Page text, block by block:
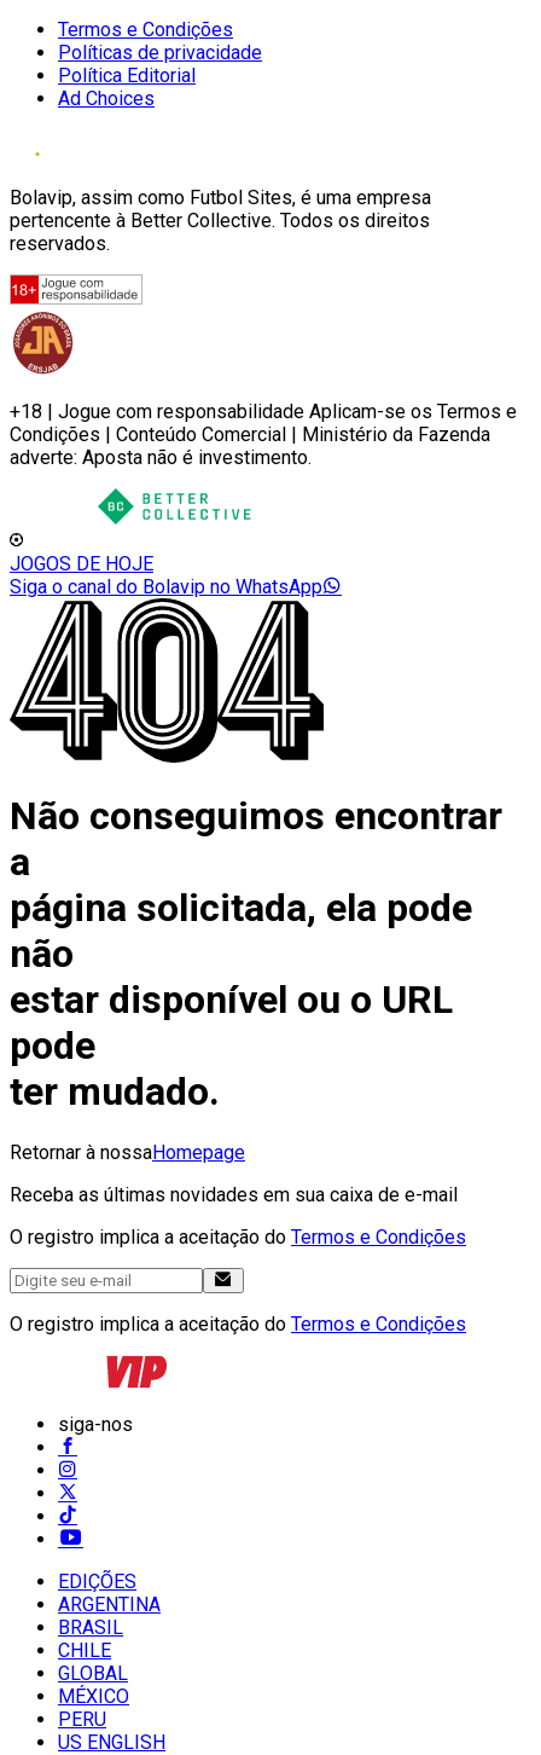
Termos e Condições
Políticas de privacidade
Política Editorial
Ad Choices
Bolavip, assim como Futbol Sites, é uma empresa
pertencente à Better Collective. Todos os direitos
reservados.
+18 | Jogue com responsabilidade Aplicam-se os Termos e
Condições | Conteúdo Comercial | Ministério da Fazenda
adverte: Aposta não é investimento.
JOGOS DE HOJE
Siga o canal do Bolavip no WhatsApp
Não conseguimos encontrar
a
página solicitada, ela pode
não
estar disponível ou o URL
pode
ter mudado.
Retornar à nossaHomepage
Receba as últimas novidades em sua caixa de e-mail
O registro implica a aceitação do Termos e Condições
O registro implica a aceitação do Termos e Condições
siga-nos
EDIÇÕES
ARGENTINA
BRASIL
CHILE
GLOBAL
MÉXICO
PERU
US ENGLISH